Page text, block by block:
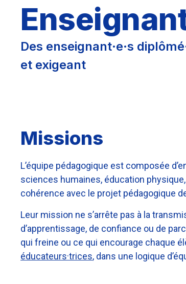
Des enseignant·e·s
et exigeant
Missions
L’équipe pédagogique est composée
sciences humaines, éducation
cohérence avec le projet pédagogique
Leur mission ne s’arrête pas à la
d’apprentissage, de confiance ou de
qui freine ou ce qui encourage chaque
éducateurs·trices, dans une logique